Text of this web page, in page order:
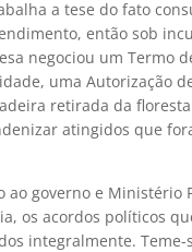
a tese do fato
então sob
negociou um Termo
uma Autorização
retirada da
atingidos que
governo e Ministério
os acordos políticos
integralmente.